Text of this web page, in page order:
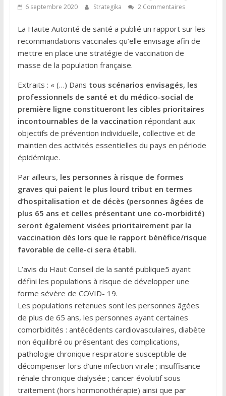
6 septembre 2020 Strategika 2 Commentaires
La Haute Autorité de santé a publié un rapport sur les
recommandations vaccinales qu’elle envisage afin de
mettre en place une stratégie de vaccination de
masse de la population française.
Extraits : « (…) Dans tous scénarios envisagés, les
professionnels de santé et du médico-social de
première ligne constitueront les cibles prioritaires
incontournables de la vaccination répondant aux
objectifs de prévention individuelle, collective et de
maintien des activités essentielles du pays en période
épidémique.
Par ailleurs, les personnes à risque de formes
graves qui paient le plus lourd tribut en termes
d’hospitalisation et de décès (personnes âgées de
plus 65 ans et celles présentant une co-morbidité)
seront également visées prioritairement par la
vaccination dès lors que le rapport bénéfice/risque
favorable de celle-ci sera établi.
L’avis du Haut Conseil de la santé publique5 ayant
défini les populations à risque de développer une
forme sévère de COVID- 19.
Les populations retenues sont les personnes âgées
de plus de 65 ans, les personnes ayant certaines
comorbidités : antécédents cardiovasculaires, diabète
non équilibré ou présentant des complications,
pathologie chronique respiratoire susceptible de
décompenser lors d’une infection virale ; insuffisance
rénale chronique dialysée ; cancer évolutif sous
traitement (hors hormonothérapie) ainsi que par